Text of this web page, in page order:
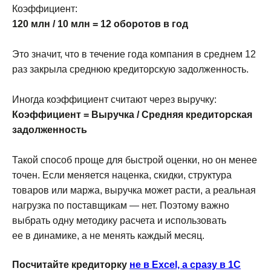
Коэффициент:
120 млн / 10 млн = 12 оборотов в год
Это значит, что в течение года компания в среднем 12
раз закрыла среднюю кредиторскую задолженность.
Иногда коэффициент считают через выручку:
Коэффициент = Выручка / Средняя кредиторская
задолженность
Такой способ проще для быстрой оценки, но он менее
точен. Если меняется наценка, скидки, структура
товаров или маржа, выручка может расти, а реальная
нагрузка по поставщикам — нет. Поэтому важно
выбрать одну методику расчета и использовать
ее в динамике, а не менять каждый месяц.
Посчитайте кредиторку не в Excel, а сразу в 1С